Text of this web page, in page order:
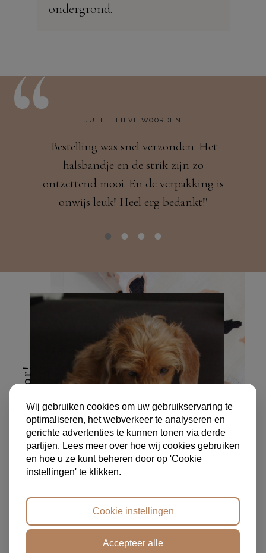
ondergrond.
“ JULLIE LIEVE WOORDEN
'Bestelling was snel verzonden. Het
halsbandje en de strik zijn zo
ontzettend mooi. En de verpakking is
onwijs leuk! Heel erg bedankt!'​
hier doen we het voor!
Wij gebruiken cookies om uw gebruikservaring te
optimaliseren, het webverkeer te analyseren en
gerichte advertenties te kunnen tonen via derde
partijen. Lees meer over hoe wij cookies gebruiken
en hoe u ze kunt beheren door op 'Cookie
instellingen' te klikken.
Cookie instellingen
Accepteer alle